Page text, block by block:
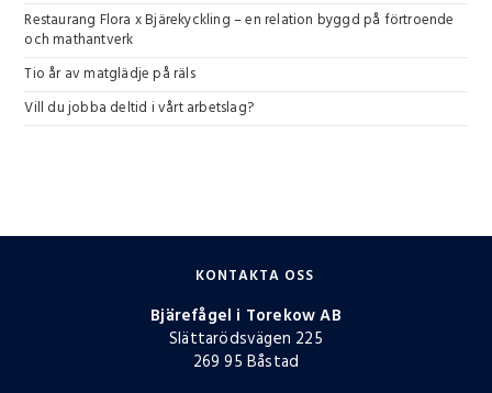
Restaurang Flora x Bjärekyckling – en relation byggd på förtroende
och mathantverk
Tio år av matglädje på räls
Vill du jobba deltid i vårt arbetslag?
KONTAKTA OSS
Bjärefågel i Torekow AB
Slättarödsvägen 225
269 95 Båstad